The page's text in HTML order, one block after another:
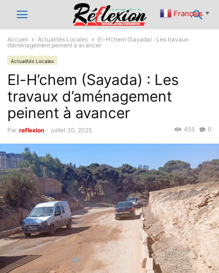
Accueil Actualités Locales
El-H’chem (Sayada) : Les travaux
d’aménagement peinent à avancer
Actualités Locales
El-H’chem (Sayada) : Les
travaux d’aménagement
peinent à avancer
Par reflexion - juillet 30, 2025 0
455
Français ▼